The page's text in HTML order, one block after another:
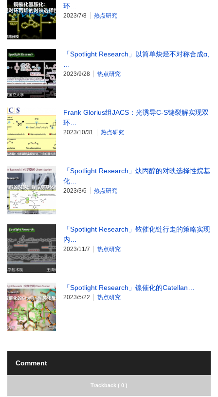
环…
2023/7/8 热点研究
「Spotlight Research」以简单炔烃不对称合成α,
2023/9/28 热点研究
Frank Glorius组JACS：光诱导C-S键裂解实现双
环…
2023/10/31 热点研究
「Spotlight Research」炔丙醇的对映选择性烷基
化…
2023/3/6 热点研究
「Spotlight Research」铱催化链行走的策略实现
内…
2023/11/7 热点研究
「Spotlight Research」镍催化的Catellan…
2023/5/22 热点研究
Comment
Trackback ( 0 )